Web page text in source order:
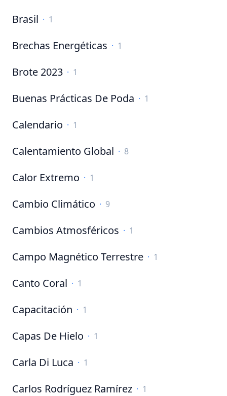
Brasil · 1
Brechas Energéticas · 1
Brote 2023 · 1
Buenas Prácticas De Poda · 1
Calendario · 1
Calentamiento Global · 8
Calor Extremo · 1
Cambio Climático · 9
Cambios Atmosféricos · 1
Campo Magnético Terrestre · 1
Canto Coral · 1
Capacitación · 1
Capas De Hielo · 1
Carla Di Luca · 1
Carlos Rodríguez Ramírez · 1